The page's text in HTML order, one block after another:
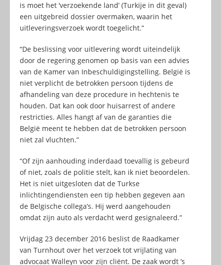
is moet het ‘verzoekende land’ (Turkije in dit geval)
een uitgebreid dossier overmaken, waarin het
uitleveringsverzoek wordt toegelicht.”
“De beslissing voor uitlevering wordt uiteindelijk
door de regering genomen op basis van een advies
van de Kamer van Inbeschuldigingstelling. België is
niet verplicht de betrokken persoon tijdens de
afhandeling van deze procedure in hechtenis te
houden. Dat kan ook door huisarrest of andere
restricties. Alles hangt af van de garanties die
België meent te hebben dat de betrokken persoon
niet zal vluchten.”
“Of zijn aanhouding inderdaad toevallig is gebeurd
of niet, zoals de politie stelt, kan ik niet beoordelen.
Het is niet uitgesloten dat de Turkse
inlichtingendiensten een tip hebben gegeven aan
de Belgische collega’s. Hij werd aangehouden
omdat zijn auto als verdacht werd gesignaleerd.”
Vrijdag 23 december 2016 beslist de Raadkamer
van Turnhout over het verzoek tot vrijlating van
advocaat Walleyn voor zijn cliënt. De zaak wordt ’s